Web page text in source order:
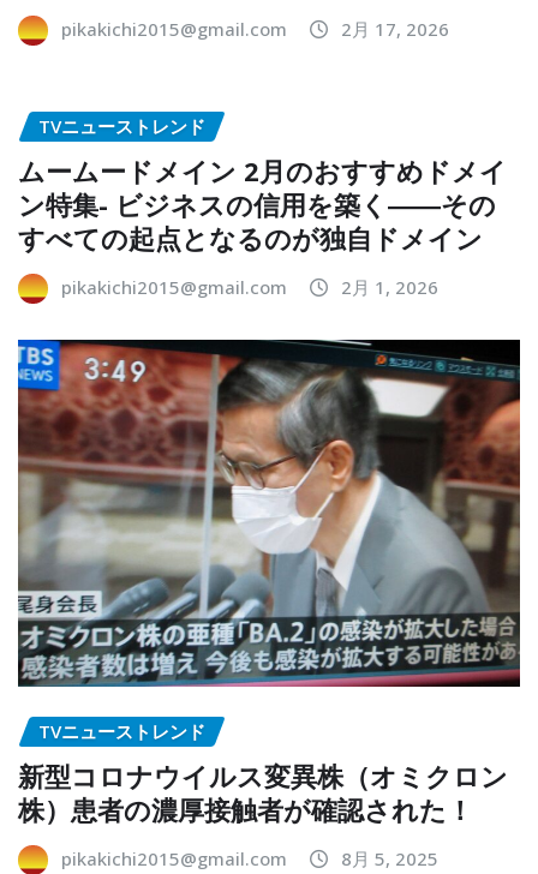
pikakichi2015@gmail.com 2月 17, 2026
TVニューストレンド
ムームードメイン 2月のおすすめドメイ
ン特集- ビジネスの信用を築く――その
すべての起点となるのが独自ドメイン
pikakichi2015@gmail.com 2月 1, 2026
TVニューストレンド
新型コロナウイルス変異株（オミクロン
株）患者の濃厚接触者が確認された！
pikakichi2015@gmail.com 8月 5, 2025